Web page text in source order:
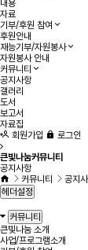
내용
자료
기부/후원 참여
후원안내
재능기부/자원봉사
자원봉사 안내
커뮤니티
공지사항
갤러리
도서
보고서
자료집
회원가입
로그인
큰빛나눔커뮤니티
공지사항
커뮤니티
공지
헤더설정
커뮤니티
큰빛나눔 소개
사업/프로그램소개